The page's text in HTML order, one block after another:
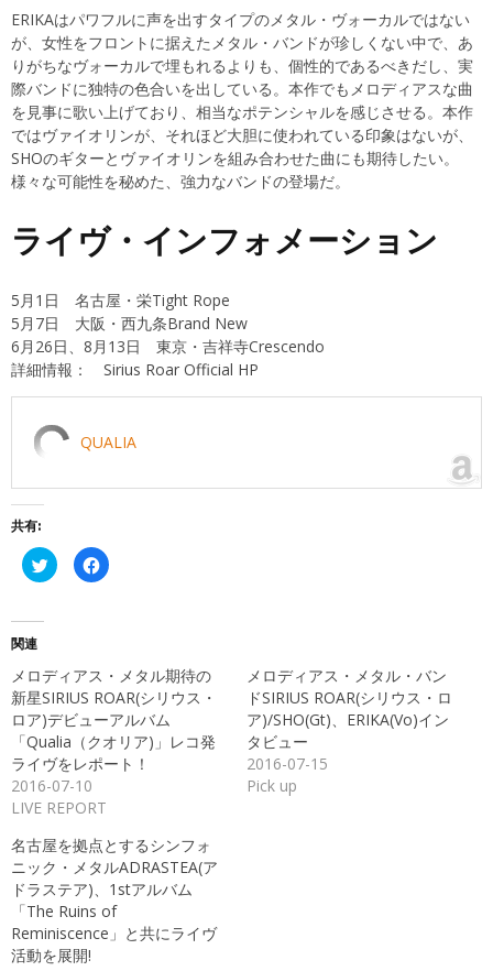
ERIKAはパワフルに声を出すタイプのメタル・ヴォーカルではない
が、女性をフロントに据えたメタル・バンドが珍しくない中で、あ
りがちなヴォーカルで埋もれるよりも、個性的であるべきだし、実
際バンドに独特の色合いを出している。本作でもメロディアスな曲
を見事に歌い上げており、相当なポテンシャルを感じさせる。本作
ではヴァイオリンが、それほど大胆に使われている印象はないが、
SHOのギターとヴァイオリンを組み合わせた曲にも期待したい。
様々な可能性を秘めた、強力なバンドの登場だ。
ライヴ・インフォメーション
5月1日 名古屋・栄Tight Rope
5月7日 大阪・西九条Brand New
6月26日、8月13日 東京・吉祥寺Crescendo
詳細情報： Sirius Roar Official HP
QUALIA
共有:
ク
リ
共
有
(新
し
い
ウ
ィ
ン
ド
ウ
で
開
ま
す)
Facebook
で
リ
ッ
ク
し
て
く
だ
さ
(新
し
ウ
ィ
ン
ド
ウ
で
開
き
ま
関連
メロディアス・メタル期待の
新星SIRIUS ROAR(シリウス・
ロア)デビューアルバム
「Qualia（クオリア)」レコ発
ライヴをレポート！
2016-07-10
LIVE REPORT
メロディアス・メタル・バン
ドSIRIUS ROAR(シリウス・ロ
ア)/SHO(Gt)、ERIKA(Vo)イン
タビュー
2016-07-15
Pick up
名古屋を拠点とするシンフォ
ニック・メタルADRASTEA(ア
ドラステア)、1stアルバム
「The Ruins of
Reminiscence」と共にライヴ
活動を展開!